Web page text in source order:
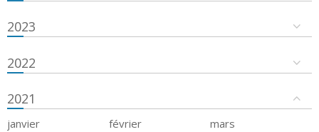
2023
2022
2021
janvier février
mars